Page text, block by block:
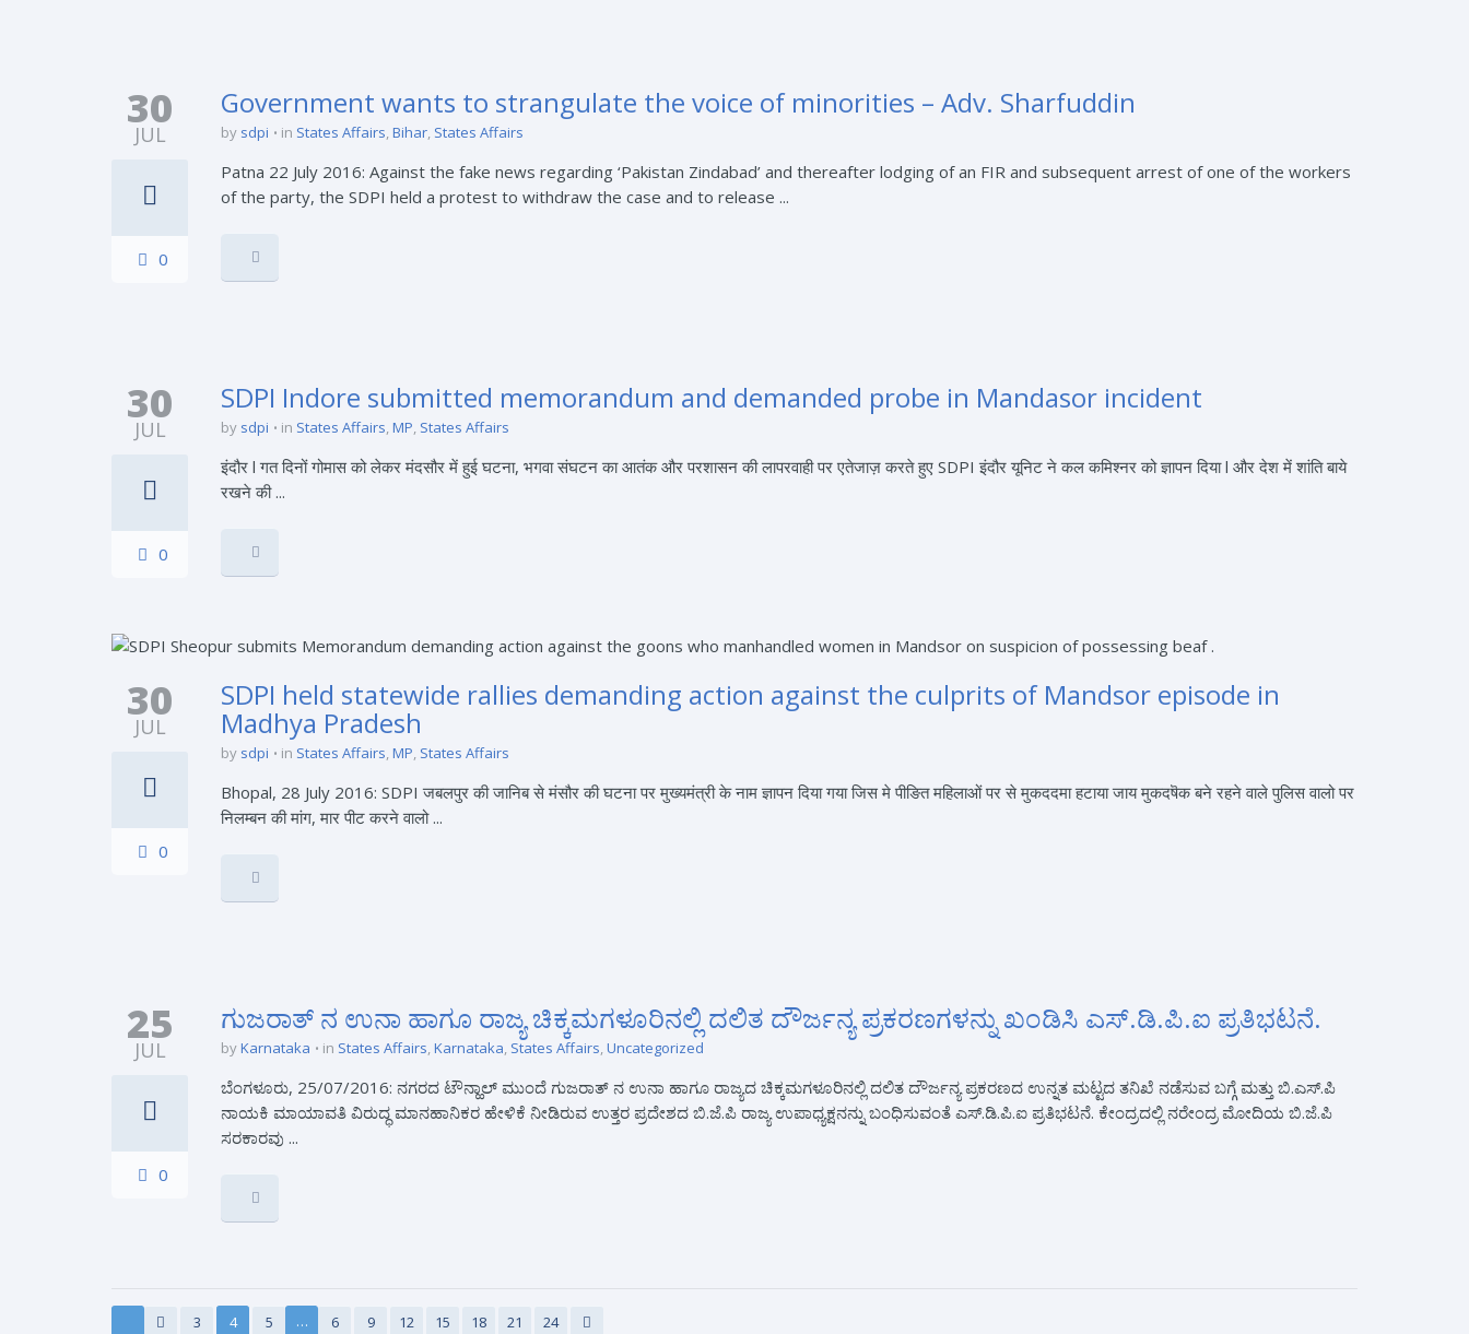
30
JUL
0
Government wants to strangulate the voice of minorities – Adv. Sharfuddin
by sdpi in States Affairs,Bihar, States Affairs
Patna 22 July 2016: Against the fake news regarding ‘Pakistan Zindabad’ and thereafter lodging of an FIR and subsequent arrest of one of the workers
of the party, the SDPI held a protest to withdraw the case and to release ...
30
JUL
0
SDPI Indore submitted memorandum and demanded probe in Mandasor incident
by sdpi in States Affairs,MP, States Affairs
इंदौर l गत दिनों गोमास को लेकर मंदसौर में हुई घटना, भगवा संघटन का आतंक और परशासन की लापरवाही पर एतेजाज़ करते हुए SDPI इंदौर यूनिट ने कल कमिश्नर को ज्ञापन दिया l और देश में शांति बाये
रखने की ...
30
JUL
0
SDPI held statewide rallies demanding action against the culprits of Mandsor episode in
Madhya Pradesh
by sdpi in States Affairs,MP, States Affairs
Bhopal, 28 July 2016: SDPI जबलपुर की जानिब से मंसौर की घटना पर मुख्यमंत्री के नाम ज्ञापन दिया गया जिस मे पीङित महिलाओं पर से मुकददमा हटाया जाय मुकदषॆक बने रहने वाले पुलिस वालो पर
निलम्बन की मांग, मार पीट करने वालो ...
25
JUL
0
ಗುಜರಾತ್ ನ ಉನಾ ಹಾಗೂ ರಾಜ್ಯ ಚಿಕ್ಕಮಗಳೂರಿನಲ್ಲಿ ದಲಿತ ದೌರ್ಜನ್ಯ ಪ್ರಕರಣಗಳನ್ನು ಖಂಡಿಸಿ ಎಸ್.ಡಿ.ಪಿ.ಐ ಪ್ರತಿಭಟನೆ.
byKarnataka in States Affairs,Karnataka, States Affairs,Uncategorized
ಬೆಂಗಳೂರು, 25/07/2016: ನಗರದ ಟೌನ್ಹಾಲ್ ಮುಂದೆ ಗುಜರಾತ್ ನ ಉನಾ ಹಾಗೂ ರಾಜ್ಯದ ಚಿಕ್ಕಮಗಳೂರಿನಲ್ಲಿ ದಲಿತ ದೌರ್ಜನ್ಯ ಪ್ರಕರಣದ ಉನ್ನತ ಮಟ್ಟದ ತನಿಖೆ ನಡೆಸುವ ಬಗ್ಗೆ ಮತ್ತು ಬಿ.ಎಸ್.ಪಿ
ನಾಯಕಿ ಮಾಯಾವತಿ ವಿರುದ್ಧ ಮಾನಹಾನಿಕರ ಹೇಳಿಕೆ ನೀಡಿರುವ ಉತ್ತರ ಪ್ರದೇಶದ ಬಿ.ಜೆ.ಪಿ ರಾಜ್ಯ ಉಪಾಧ್ಯಕ್ಷನನ್ನು ಬಂಧಿಸುವಂತೆ ಎಸ್.ಡಿ.ಪಿ.ಐ ಪ್ರತಿಭಟನೆ. ಕೇಂದ್ರದಲ್ಲಿ ನರೇಂದ್ರ ಮೋದಿಯ ಬಿ.ಜೆ.ಪಿ
ಸರಕಾರವು ...
3 4 5 … 6 9 12 15 18 21 24